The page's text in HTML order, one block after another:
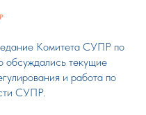
Комитета СУПР по
обсуждались текущие
и работа по
СУПР.